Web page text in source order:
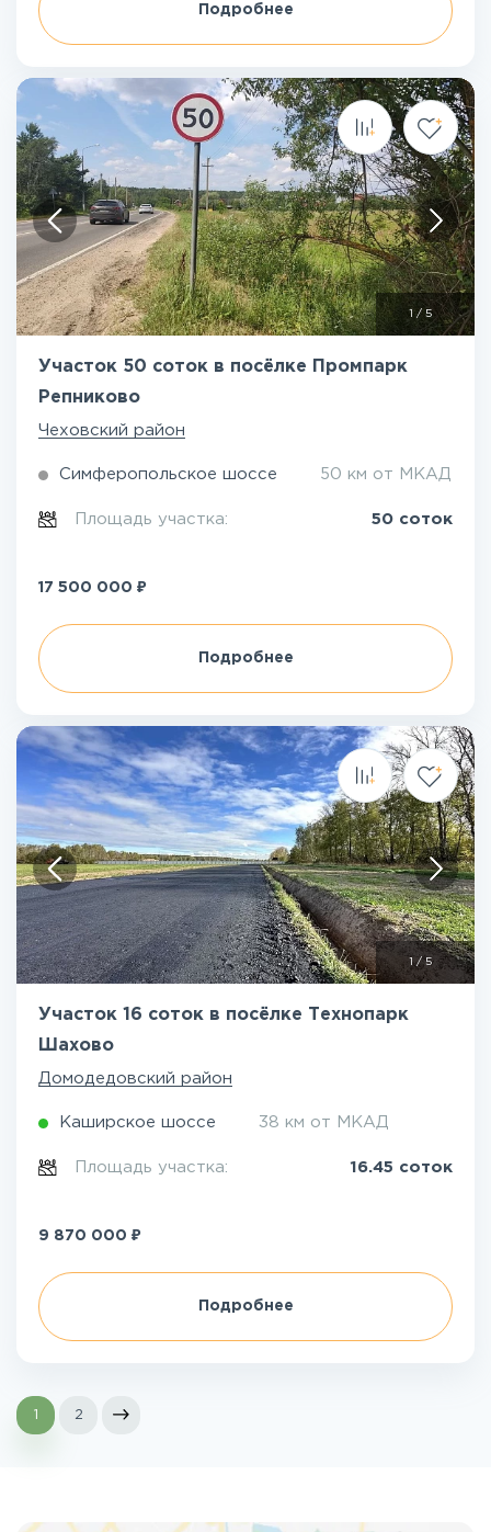
Подробнее
1 / 5
Участок 50 соток в посёлке Промпарк
Репниково
Чеховский район
Симферопольское шоссе 50 км от МКАД
Площадь участка: 50 соток
17 500 000 ₽
Подробнее
/5
Участок 16 соток в посёлке Технопарк
Шахово
Домодедовский район
Каширское шоссе 38 км от МКАД
Площадь участка: 16.45 соток
9 870 000 ₽
Подробнее
1 2